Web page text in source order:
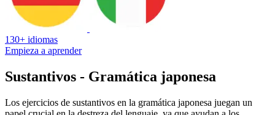
130+ idiomas
Empieza a aprender
Sustantivos - Gramática japonesa
Los ejercicios de sustantivos en la gramática japonesa juegan un